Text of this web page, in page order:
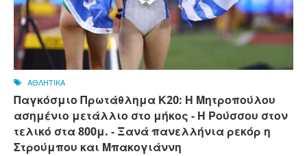
ΑΘΛΗΤΙΚΑ
Παγκόσμιο Πρωτάθλημα Κ20: Η Μητροπούλου
ασημένιο μετάλλιο στο μήκος - Η Ρούσσου στον
τελικό στα 800μ. - Ξανά πανελλήνια ρεκόρ η
Στρούμπου και Μπακογιάννη